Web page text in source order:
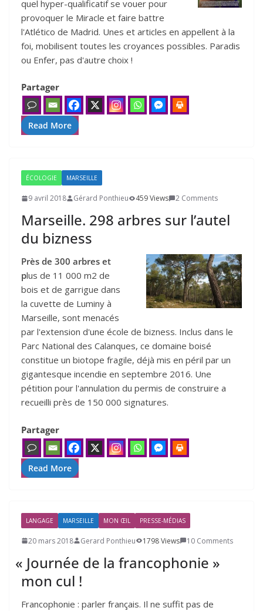
quel hyper-qualificatif se vouer pour
provoquer le Miracle et faire battre
l'Atlético de Madrid. Unes et articles en appellent à la
foi, mobilisent toutes les croyances possibles. Paradis
ou Enfer, pas d'autre choix !
Partager
Read More
ÉCOLOGIE MARSEILLE
9 avril 2018 Gérard Ponthieu 459 Views 2 Comments
Marseille. 298 arbres sur l’autel
du bizness
Près de 300 arbres et
plus de 11 000 m2 de
bois et de garrigue dans
la cuvette de Luminy à
Marseille, sont menacés
par l'extension d'une école de bizness. Inclus dans le
Parc National des Calanques, ce domaine boisé
constitue un biotope fragile, déjà mis en péril par un
gigantesque incendie en septembre 2016. Une
pétition pour l'annulation du permis de construire a
recueilli près de 150 000 signatures.
Partager
Read More
LANGAGE MARSEILLE MON ŒIL PRESSE-MÉDIAS
20 mars 2018 Gerard Ponthieu 1798 Views 10 Comments
« Journée de la francophonie »
mon cul !
Francophonie : parler français. Il ne suffit pas de